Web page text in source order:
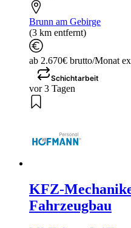
Brunn am Gebirge
(3 km entfernt)
ab 2.670€ brutto/Monat
Schichtarbeit
vor 3 Tagen
KFZ-
Fahrzeugbau